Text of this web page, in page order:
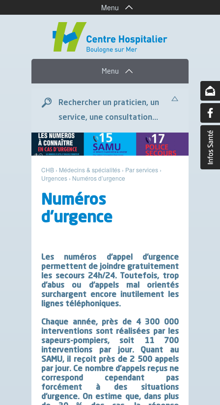
Menu
Menu
Rechercher un praticien, un
service, une consultation...
CHB › Médecins & spécialités › Par services ›
Urgences › Numéros d’urgence
Numéros
d’urgence
Les numéros d’appel d’urgence
permettent de joindre gratuitement
les secours 24h/24. Toutefois, trop
d’abus ou d’appels mal orientés
surchargent encore inutilement les
lignes téléphoniques.
Chaque année, près de 4 300 000
interventions sont réalisées par les
sapeurs-pompiers, soit 11 700
interventions par jour. Quant au
SAMU, il reçoit près de 2 500 appels
par jour. Ce nombre d’appels reçus ne
correspond cependant pas
forcément à des situations
d’urgence. On estime que, dans plus